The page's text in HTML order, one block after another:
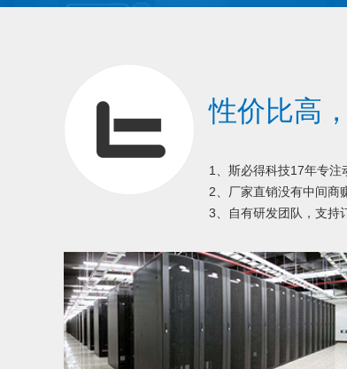
性价比高，
1、斯必得科技17年专
2、厂家直销没有中间商
3、自有研发团队，支持